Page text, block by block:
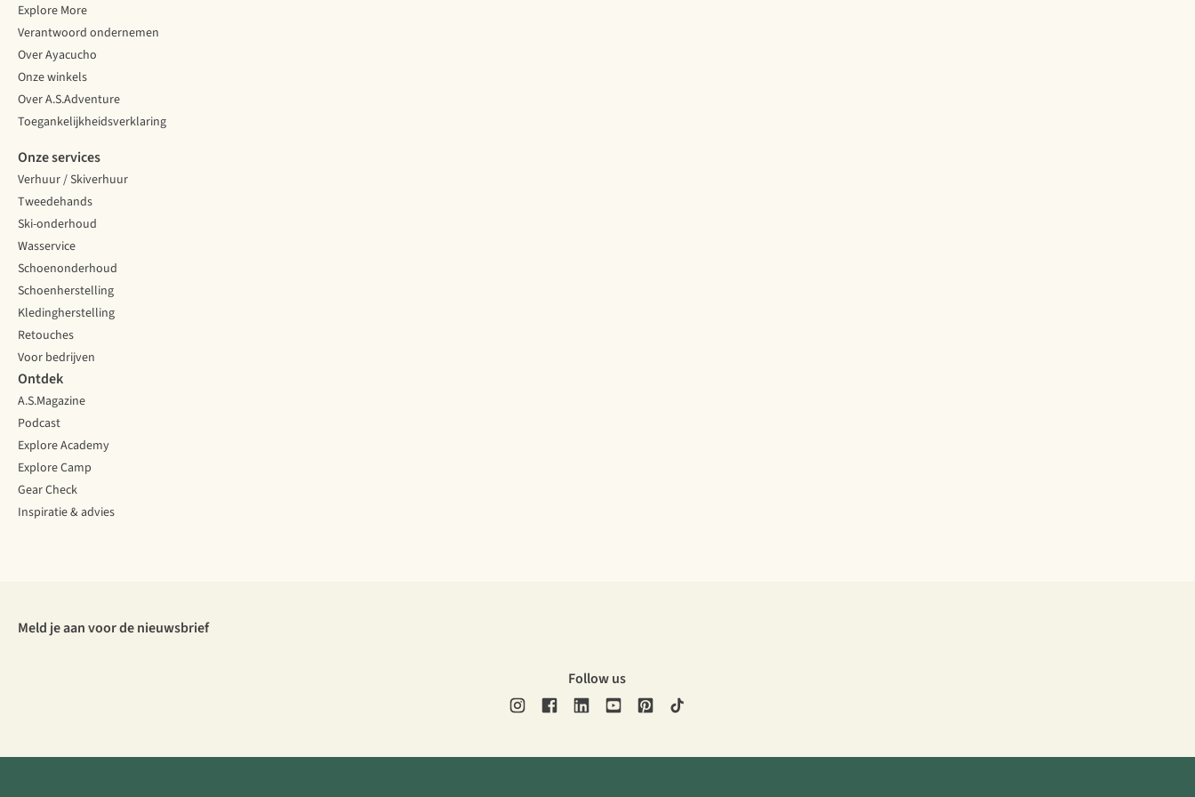
Explore More
Verantwoord ondernemen
Over Ayacucho
Onze winkels
Over A.S.Adventure
Toegankelijkheidsverklaring
Onze services
Verhuur / Skiverhuur
Tweedehands
Ski-onderhoud
Wasservice
Schoenonderhoud
Schoenherstelling
Kledingherstelling
Retouches
Voor bedrijven
Ontdek
A.S.Magazine
Podcast
Explore Academy
Explore Camp
Gear Check
Inspiratie & advies
Meld je aan voor de nieuwsbrief
Follow us